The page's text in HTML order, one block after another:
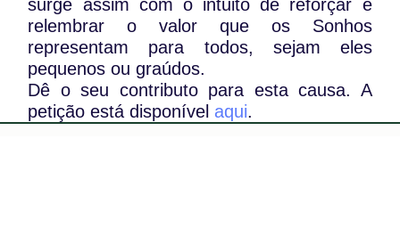
surge assim com o intuito de reforçar e
relembrar o valor que os Sonhos
representam para todos, sejam eles
pequenos ou graúdos.
Dê o seu contributo para esta causa. A
petição está disponível aqui.